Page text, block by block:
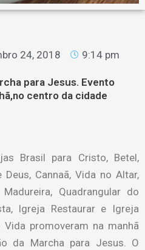
24, 2018 9:14 pm
para Jesus. Evento
centro da cidade
Brasil para Cristo, Betel,
Cannaã, Vida no Altar,
Quadrangular do
Igreja Restaurar e Igreja
promoveram na manhã
da Marcha para Jesus. O